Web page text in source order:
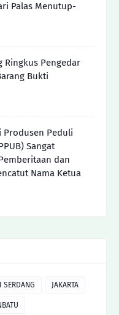
Palas Menutup-
Ringkus Pengedar
Bukti
Produsen Peduli
Sangat
dan
Nama Ketua
SERDANG JAKARTA